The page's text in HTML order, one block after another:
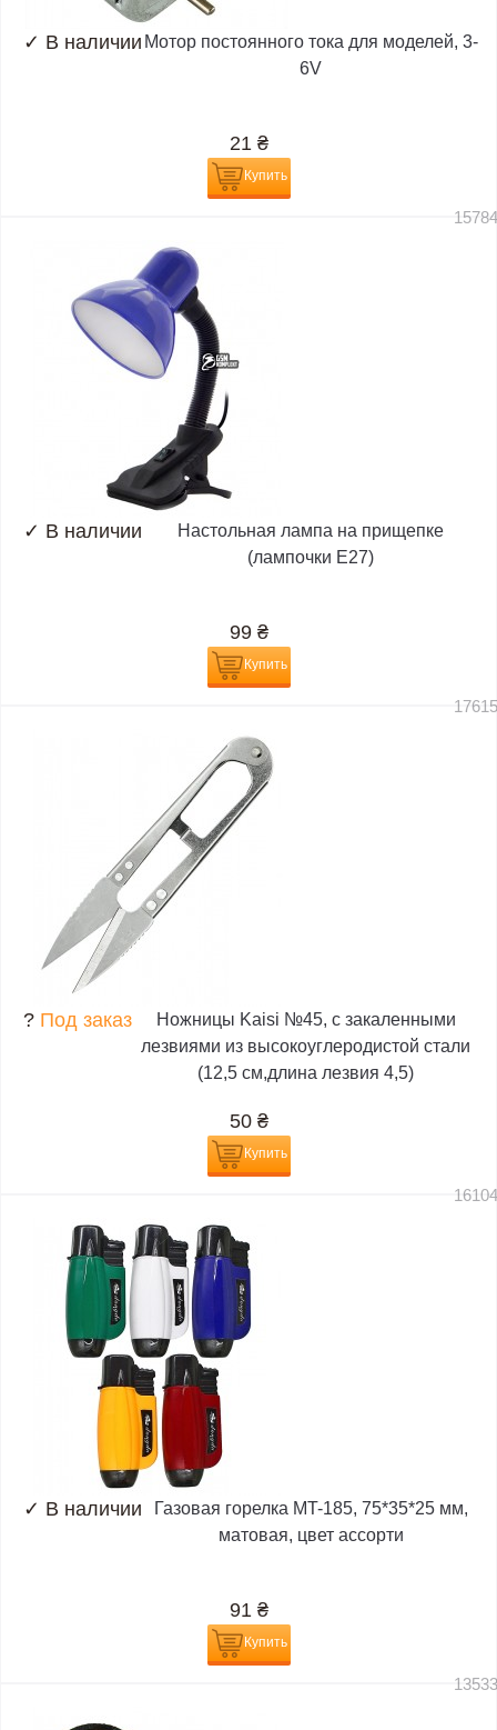
✓ В наличии Мотор постоянного тока для моделей, 3-
6V
21 ₴
Купить
✓ В наличии
Настольная лампа на прищепке
(лампочки E27)
99 ₴
Купить
? Под заказ
Ножницы Kaisi №45, с закаленными
лезвиями из высокоуглеродистой стали
(12,5 см,длина лезвия 4,5)
50 ₴
Купить
✓ В наличии
Газовая горелка MT-185, 75*35*25 мм,
матовая, цвет ассорти
91 ₴
Купить